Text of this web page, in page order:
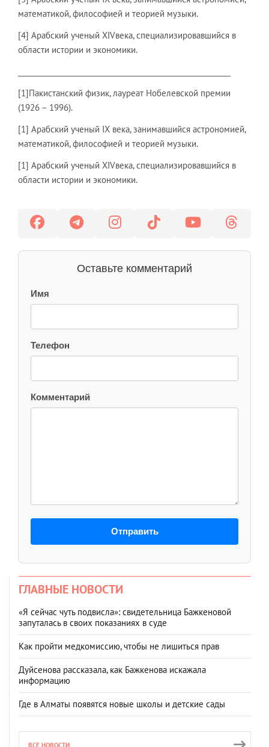
математикой, философией и теорией музыки.
[4] Арабский ученый XIVвека, специализировавшийся в
области истории и экономики.
[1]Пакистанский физик, лауреат Нобелевской премии
(1926 – 1996).
[1] Арабский ученый IX века, занимавшийся астрономией,
математикой, философией и теорией музыки.
[1] Арабский ученый XIVвека, специализировавшийся в
области истории и экономики.
Оставьте комментарий
Имя
Телефон
Комментарий
Отправить
ГЛАВНЫЕ НОВОСТИ
«Я сейчас чуть подвисла»: свидетельница Бажкеновой
запуталась в своих показаниях в суде
Как пройти медкомиссию, чтобы не лишиться прав
Дуйсенова рассказала, как Бажкенова искажала
информацию
Где в Алматы появятся новые школы и детские сады
ВСЕ НОВОСТИ